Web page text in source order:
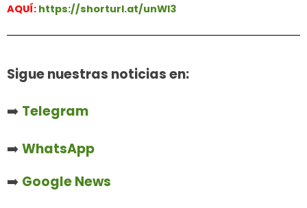
AQUÍ: https://shorturl.at/unWl3
Sigue nuestras noticias en:
➡️ Telegram
➡️WhatsApp
➡️ Google News